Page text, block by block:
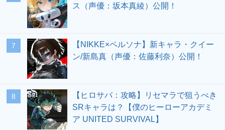
ス（声優：坂本真綾）公開！
7
【NIKKE×ペルソナ】新キャラ・クイー
ン/新島真（声優：佐藤利奈）公開！
8
【ヒロサバ：攻略】リセマラで狙うべき
SRキャラは？【僕のヒーローアカデミ
ア UNITED SURVIVAL】